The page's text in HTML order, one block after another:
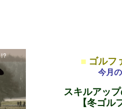
■ ゴルフ
今月
スキルアッ
【冬ゴル